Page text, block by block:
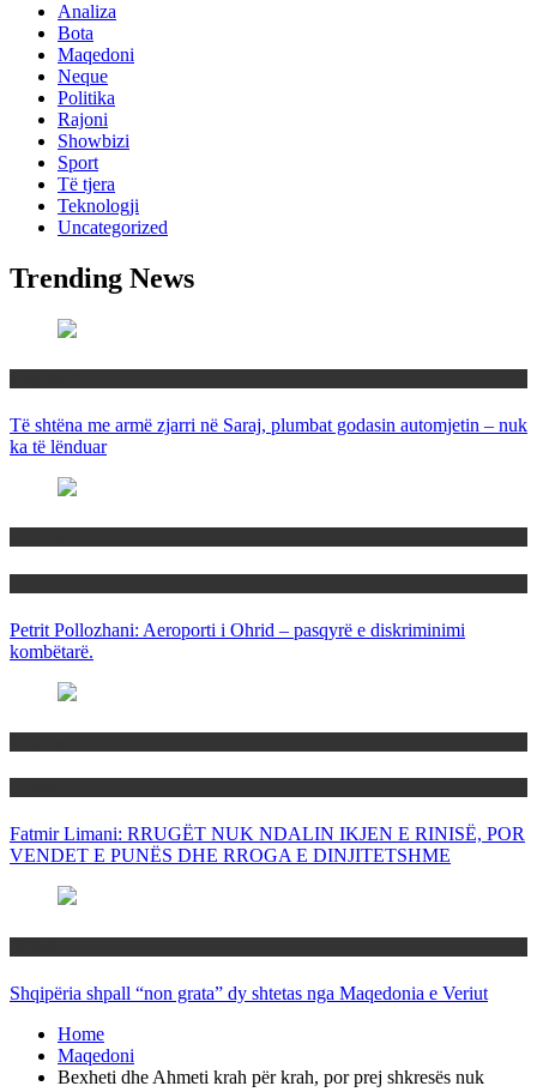
Analiza
Bota
Maqedoni
Neque
Politika
Rajoni
Showbizi
Sport
Të tjera
Teknologji
Uncategorized
Trending News
Të shtëna me armë zjarri në Saraj, plumbat godasin automjetin – nuk
ka të lënduar
Petrit Pollozhani: Aeroporti i Ohrid – pasqyrë e diskriminimi
kombëtarë.
Fatmir Limani: RRUGËT NUK NDALIN IKJEN E RINISË, POR
VENDET E PUNËS DHE RROGA E DINJITETSHME
Shqipëria shpall “non grata” dy shtetas nga Maqedonia e Veriut
Home
Maqedoni
Bexheti dhe Ahmeti krah për krah, por prej shkresës nuk